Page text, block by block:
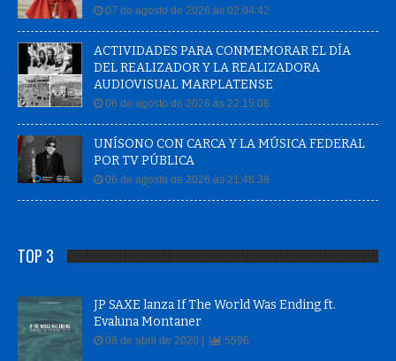
07 de agosto de 2026 às 02:04:42
ACTIVIDADES PARA CONMEMORAR EL DÍA
DEL REALIZADOR Y LA REALIZADORA
AUDIOVISUAL MARPLATENSE
06 de agosto de 2026 às 22:15:06
UNÍSONO CON CARCA Y LA MÚSICA FEDERAL
POR TV PÚBLICA
06 de agosto de 2026 às 21:48:38
TOP 3
JP SAXE lanza If The World Was Ending ft.
Evaluna Montaner
08 de abril de 2020 | 5596